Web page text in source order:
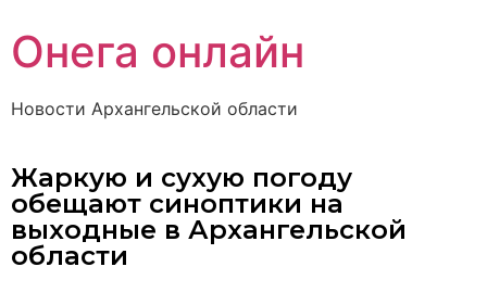
Онега онлайн
Новости Архангельской области
Жаркую и сухую погоду
обещают синоптики на
выходные в Архангельской
области